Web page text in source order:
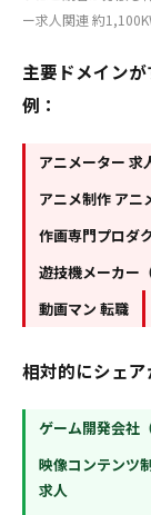
ー求人関連 約
主要ドメイン
例：
アニメーター 求
アニメ制作 アニ
作画専門プロダ
遊技機メーカー
動画マン 転職
相対的にシェア
ゲーム開発会社
映像コンテンツ
求人